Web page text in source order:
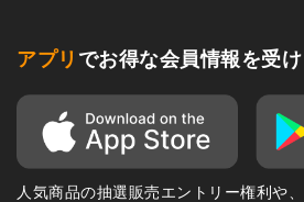
アプリ でお得な会員情報を受
人気商品の抽選販売エントリー権利や